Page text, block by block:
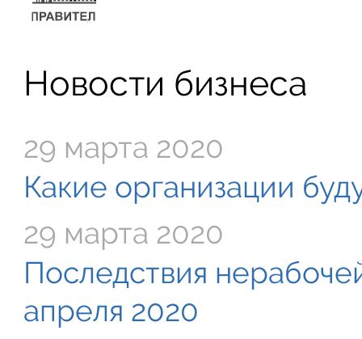
Новости бизнеса
29 марта 2020
Какие организации
29 марта 2020
Последствия
апреля 2020